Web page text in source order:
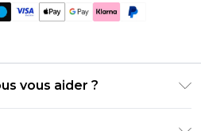
vous aider ?